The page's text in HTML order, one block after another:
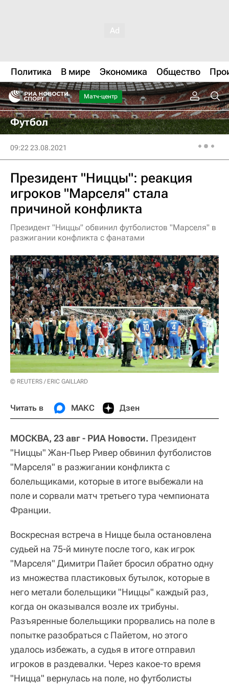
Политика В мире Экономика Общество
Матч-центр
Футбол
09:22 23.08.2021
Президент "Ниццы": реакция
игроков "Марселя" стала
причиной конфликта
Президент "Ниццы" обвинил футболистов "Марселя" в
разжигании конфликта с фанатами
© REUTERS / ERIC GAILLARD
Читать в МАКС Дзен
МОСКВА, 23 авг - РИА Новости. Президент
"Ниццы" Жан-Пьер Ривер обвинил футболистов
"Марселя" в разжигании конфликта с
болельщиками, которые в итоге выбежали на
поле и сорвали матч третьего тура чемпионата
Франции.
Воскресная встреча в Ницце была остановлена
судьей на 75-й минуте после того, как игрок
"Марселя" Димитри Пайет бросил обратно одну
из множества пластиковых бутылок, которые в
него метали болельщики "Ниццы" каждый раз,
когда он оказывался возле их трибуны.
Разъяренные болельщики прорвались на поле в
попытке разобраться с Пайетом, но этого
удалось избежать, а судья в итоге отправил
игроков в раздевалки. Через какое-то время
"Ницца" вернулась на поле, но футболисты